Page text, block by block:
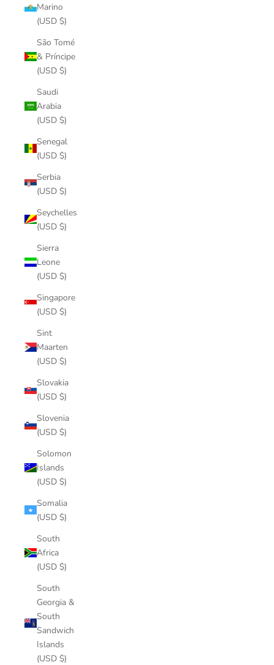
Marino
(USD $)
São Tomé
& Príncipe
(USD $)
Saudi
Arabia
(USD $)
Senegal
(USD $)
Serbia
(USD $)
Seychelles
(USD $)
Sierra
Leone
(USD $)
Singapore
(USD $)
Sint
Maarten
(USD $)
Slovakia
(USD $)
Slovenia
(USD $)
Solomon
Islands
(USD $)
Somalia
(USD $)
South
Africa
(USD $)
South
Georgia &
South
Sandwich
Islands
(USD $)